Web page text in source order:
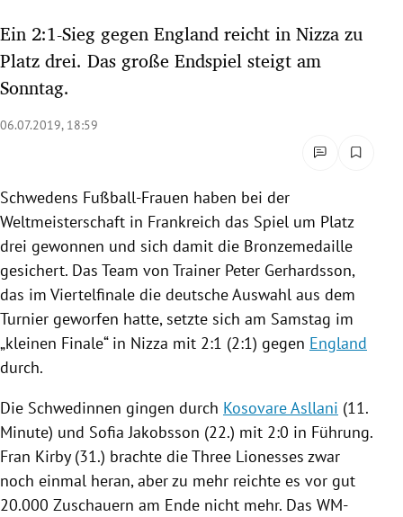
Untermenü
Untermenü
Untermenü
Untermenü
Untermenü
Untermenü
Untermenü
Untermenü
Ein 2:1-Sieg gegen England reicht in Nizza zu
Platz drei. Das große Endspiel steigt am
Sonntag.
06.07.2019, 18:59
Schwedens Fußball-Frauen haben bei der
Weltmeisterschaft in Frankreich das Spiel um Platz
drei gewonnen und sich damit die Bronzemedaille
gesichert. Das Team von Trainer Peter Gerhardsson,
das im Viertelfinale die deutsche Auswahl aus dem
Turnier geworfen hatte, setzte sich am Samstag im
„kleinen Finale“ in Nizza mit 2:1 (2:1) gegen England
durch.
Die Schwedinnen gingen durch Kosovare Asllani (11.
Minute) und Sofia Jakobsson (22.) mit 2:0 in Führung.
Fran Kirby(31.) brachte die Three Lionesses zwar
noch einmal heran, aber zu mehr reichte es vor gut
20.000 Zuschauern am Ende nicht mehr. Das WM-